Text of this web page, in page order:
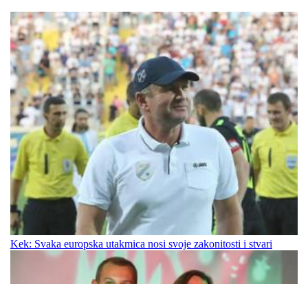
Kek: Svaka europska utakmica nosi svoje zakonitosti i stvari